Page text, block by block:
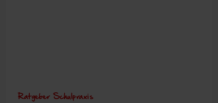
Ratgeber Schulpraxis